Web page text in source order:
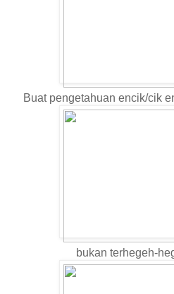
Buat pengetahuan encik/cik
bukan terhegeh-